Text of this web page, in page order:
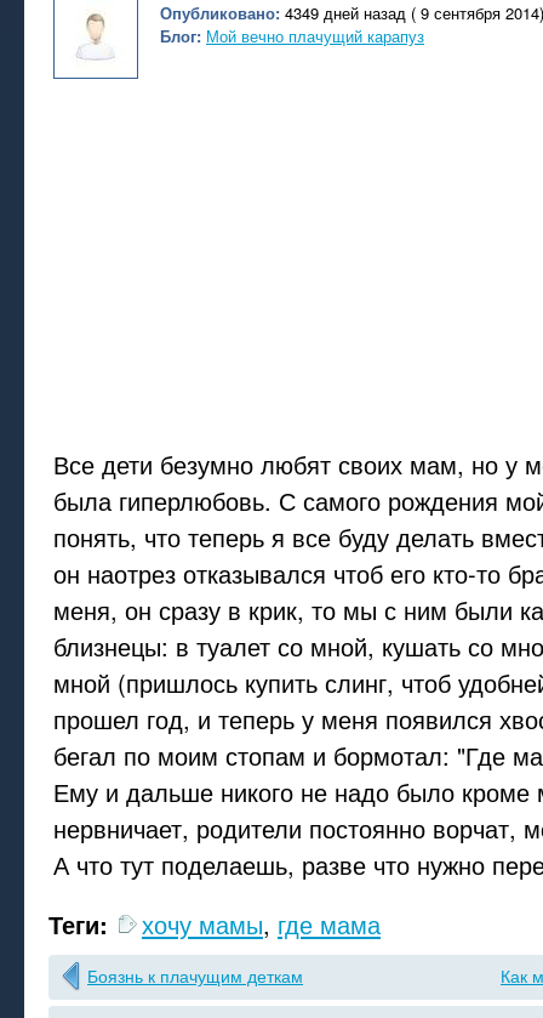
Опубликовано: 4349 дней назад ( 9 сентября 2014)
Блог: Мой вечно плачущий карапуз
Все дети безумно любят своих мам, но у
была гиперлюбовь. С самого рождения
понять, что теперь я все буду делать
он наотрез отказывался чтоб его кто-то
меня, он сразу в крик, то мы с ним были
близнецы: в туалет со мной, кушать со
мной (пришлось купить слинг, чтоб
прошел год, и теперь у меня появился
бегал по моим стопам и бормотал: "Где
Ему и дальше никого не надо было
нервничает, родители постоянно ворчат,
А что тут поделаешь, разве что нужно
Теги:
хочу мамы, где мама
Боязнь к плачущим деткам Как